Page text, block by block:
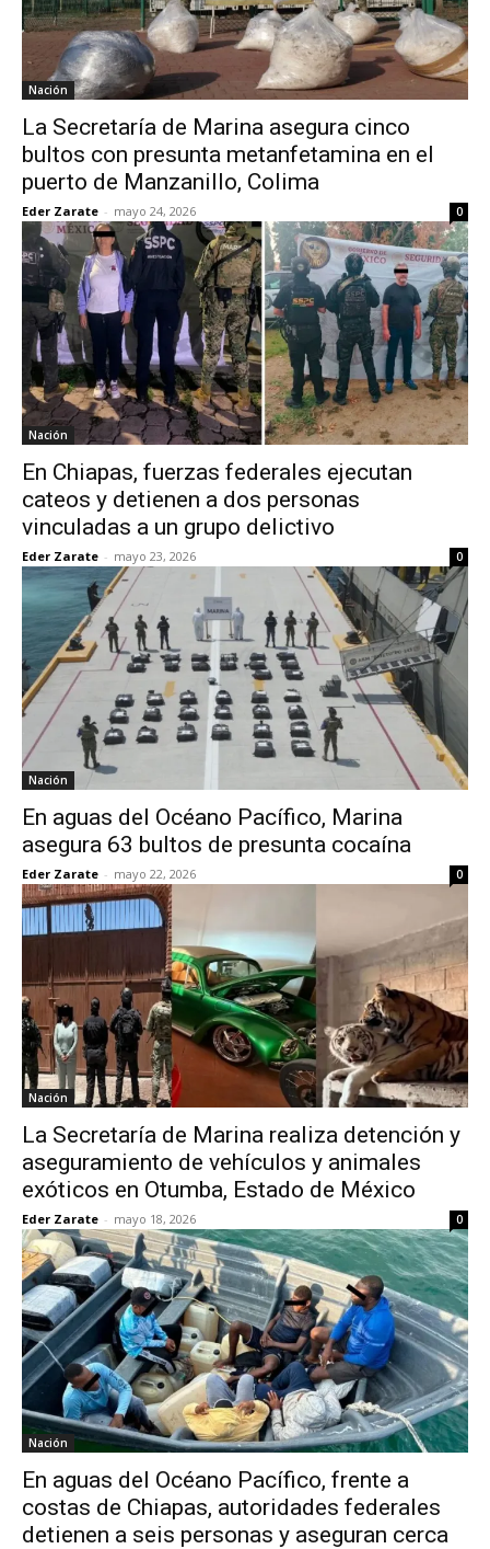
Nación
La Secretaría de Marina asegura cinco
bultos con presunta metanfetamina en el
puerto de Manzanillo, Colima
Eder Zarate - mayo 24, 2026 0
Nación
En Chiapas, fuerzas federales ejecutan
cateos y detienen a dos personas
vinculadas a un grupo delictivo
Eder Zarate - mayo 23, 2026 0
Nación
En aguas del Océano Pacífico, Marina
asegura 63 bultos de presunta cocaína
Eder Zarate - mayo 22, 2026 0
Nación
La Secretaría de Marina realiza detención y
aseguramiento de vehículos y animales
exóticos en Otumba, Estado de México
Eder Zarate - mayo 18, 2026 0
Nación
En aguas del Océano Pacífico, frente a
costas de Chiapas, autoridades federales
detienen a seis personas y aseguran cerca